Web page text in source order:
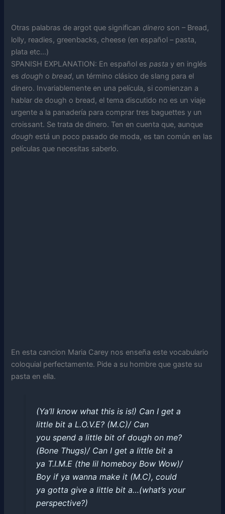
Otras palabras de argot que significandinero son – Bread,
lolly, readies, greenbacks, cheese (en español – pasta,
plata etc…)
SPANISH EXPLANATION: En español espasta y en inglés
esdough obread, un término clásico de slang para el
dinero. Invariablemente en una película, si comienzan a
hablar de dough o bread, el tema discutido no es un viaje
urgente a la panadería para comprar tres baguettes y un
croissant. Se trata de dinero. Ten en cuenta que, aunque
dough está un poco pasado de moda, es tan común en las
películas que necesitas saberlo.
En esta cancion Maria Carey nos enseña este vocabulario
coloquial perfectamente. Pide a su hombre que gaste su
pasta en ella.
(Ya’ll know what this is is!) Can I get a
little bit a L.O.V.E? (M.C)/ Can
you spend a little bit of dough on me?
(Bone Thugs)/ Can I get a little bit a
ya T.I.M.E (the lil homeboy Bow Wow)/
Boy if ya wanna make it (M.C), could
ya gotta give a little bit a…(what’s your
perspective?)